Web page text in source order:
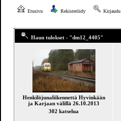
Etusivu Rekisteröidy Kirjaudu
Haun tulokset - "dm12_4405"
Henkilöjunaliikennettä Hyvinkään
ja Karjaan välillä 26.10.2013
302 katselua